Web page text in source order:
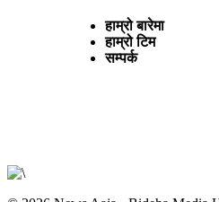
हाम्रो बारेमा
हाम्रो टिम
सम्पर्क